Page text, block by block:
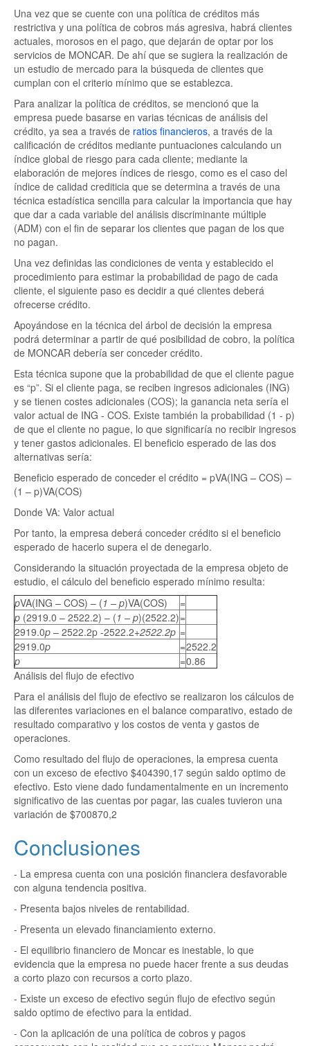
Una vez que se cuente con una política de créditos más
restrictiva y una política de cobros más agresiva, habrá clientes
actuales, morosos en el pago, que dejarán de optar por los
servicios de MONCAR. De ahí que se sugiera la realización de
un estudio de mercado para la búsqueda de clientes que
cumplan con el criterio mínimo que se establezca.
Para analizar la política de créditos, se mencionó que la
empresa puede basarse en varias técnicas de análisis del
crédito, ya sea a través de ratios financieros, a través de la
calificación de créditos mediante puntuaciones calculando un
índice global de riesgo para cada cliente; mediante la
elaboración de mejores índices de riesgo, como es el caso del
índice de calidad crediticia que se determina a través de una
técnica estadística sencilla para calcular la importancia que hay
que dar a cada variable del análisis discriminante múltiple
(ADM) con el fin de separar los clientes que pagan de los que
no pagan.
Una vez definidas las condiciones de venta y establecido el
procedimiento para estimar la probabilidad de pago de cada
cliente, el siguiente paso es decidir a qué clientes deberá
ofrecerse crédito.
Apoyándose en la técnica del árbol de decisión la empresa
podrá determinar a partir de qué posibilidad de cobro, la política
de MONCAR debería ser conceder crédito.
Esta técnica supone que la probabilidad de que el cliente pague
es “p”. Si el cliente paga, se reciben ingresos adicionales (ING)
y se tienen costes adicionales (COS); la ganancia neta sería el
valor actual de ING - COS. Existe también la probabilidad (1 - p)
de que el cliente no pague, lo que significaría no recibir ingresos
y tener gastos adicionales. El beneficio esperado de las dos
alternativas sería:
Beneficio esperado de conceder el crédito = pVA(ING – COS) –
(1 – p)VA(COS)
Donde VA: Valor actual
Por tanto, la empresa deberá conceder crédito si el beneficio
esperado de hacerlo supera el de denegarlo.
Considerando la situación proyectada de la empresa objeto de
estudio, el cálculo del beneficio esperado mínimo resulta:
pVA(ING – COS) – (1 – p)VA(COS)
=
p (2919.0 – 2522.2) – (1 – p)(2522.2)=
2919.0p – 2522.2p -2522.2+2522.2p =
2919.0p =2522.2
p
=0.86
Análisis del flujo de efectivo
Para el análisis del flujo de efectivo se realizaron los cálculos de
las diferentes variaciones en el balance comparativo, estado de
resultado comparativo y los costos de venta y gastos de
operaciones.
Como resultado del flujo de operaciones, la empresa cuenta
con un exceso de efectivo $404390,17 según saldo optimo de
efectivo. Esto viene dado fundamentalmente en un incremento
significativo de las cuentas por pagar, las cuales tuvieron una
variación de $700870,2
Conclusiones
- La empresa cuenta con una posición financiera desfavorable
con alguna tendencia positiva.
- Presenta bajos niveles de rentabilidad.
- Presenta un elevado financiamiento externo.
- El equilibrio financiero de Moncar es inestable, lo que
evidencia que la empresa no puede hacer frente a sus deudas
a corto plazo con recursos a corto plazo.
- Existe un exceso de efectivo según flujo de efectivo según
saldo optimo de efectivo para la entidad.
- Con la aplicación de una política de cobros y pagos